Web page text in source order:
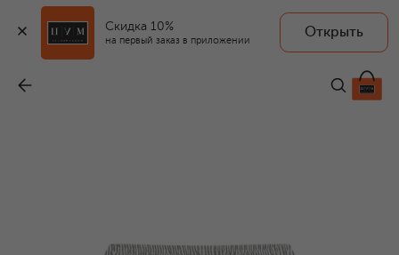
Скидка 10%
на первый заказ в приложении
Открыть
8 995 ₽